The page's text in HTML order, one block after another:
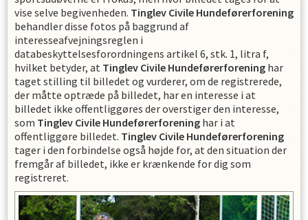
vise selve begivenheden. Tinglev Civile Hundeførerforening
behandler disse fotos på baggrund af
interesseafvejningsreglen i
databeskyttelsesforordningens artikel 6, stk. 1, litra f,
hvilket betyder, at Tinglev Civile Hundeførerforening har
taget stilling til billedet og vurderer, om de registrerede,
der måtte optræde på billedet, har en interesse i at
billedet ikke offentliggøres der overstiger den interesse,
som Tinglev Civile Hundeførerforening har i at
offentliggøre billedet. Tinglev Civile Hundeførerforening
tager i den forbindelse også højde for, at den situation der
fremgår af billedet, ikke er krænkende for dig som
registreret.